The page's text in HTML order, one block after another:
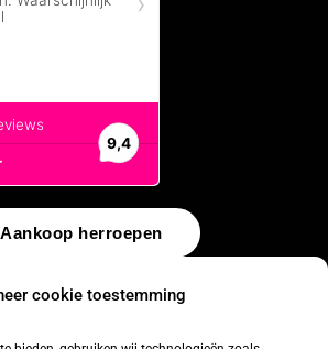
cookie toestemming
Aankoop herroepen
–Algemene voorwaarden